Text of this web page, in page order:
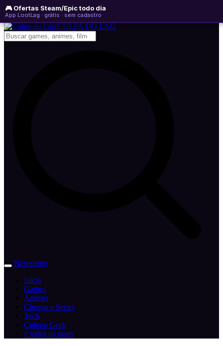
🎮 Ofertas Steam/Epic todo dia
App LootLag · grátis · sem cadastro
sexta-feira, 07 de agosto de 2026
Newsletter
CULPA DO LAG
Newsletter
Inicio
Games
Animes
Cinema e Series
Tech
Cultura Geek
// todos os posts